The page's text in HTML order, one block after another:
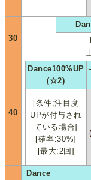
30
40
Dance100%UP
(☆2)
[条件:注目度
UPが付与され
ている場合]
[確率:30%]
[最大:2回]
Dance